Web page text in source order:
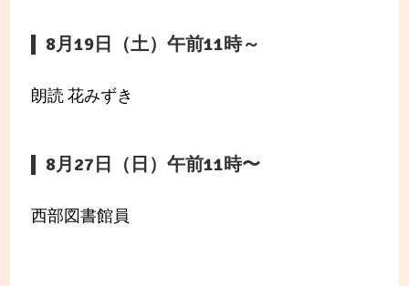
8月19日（土）午前11時～
朗読 花みずき
8月27日（日）午前11時〜
西部図書館員